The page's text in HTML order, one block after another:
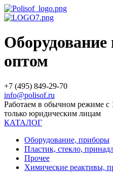
оптом
+7 (495) 849-29-70
info@polisof.ru
Работаем в обычном режиме
только юридическим лицам
КАТАЛОГ
Оборудование, приборы
Пластик, стекло,
Прочее
Химические реактивы,